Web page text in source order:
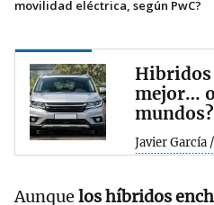
movilidad eléctrica, según PwC?
Hibridos
mejor…
mundos?
Javier García
Aunque los híbridos